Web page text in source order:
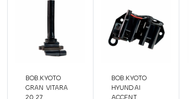
BOB.KYOTO
GRAN VITARA
BOB.KYOTO
HYUNDAI